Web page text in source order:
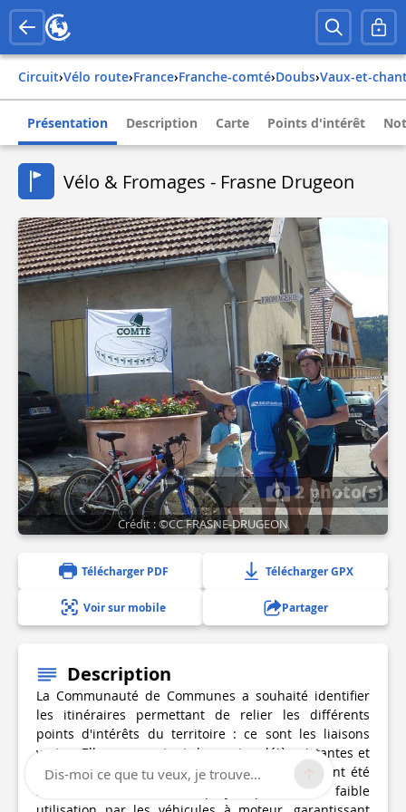
Circuit› Vélo route› france› franche-comté› doubs› vaux-et-
Présentation Description Carte Points d'intérêt
Vélo & Fromages - Frasne Drugeon
2 photo(s)
Crédit : ©CC FRASNE-DRUGEON
Télécharger PDF Télécharger GPX
Voir sur mobile Partager
Description
La Communauté de Communes a souhaité identifier
les itinéraires permettant de relier les différents
points d'intérêts du territoire : ce sont les liaisons
vertes. Elles empruntent des routes déjà existantes et
ouvertes à tous types de déplacements. Elles ont été
sélectionnées dans ce projet pour leur faible
Dis-moi ce que tu veux, je trouve...